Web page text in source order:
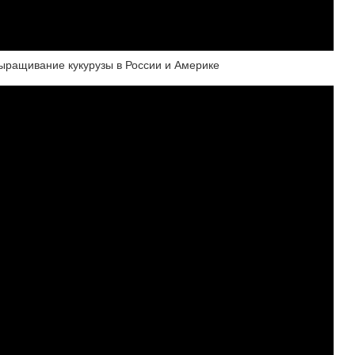
кукурузы в России и Америке